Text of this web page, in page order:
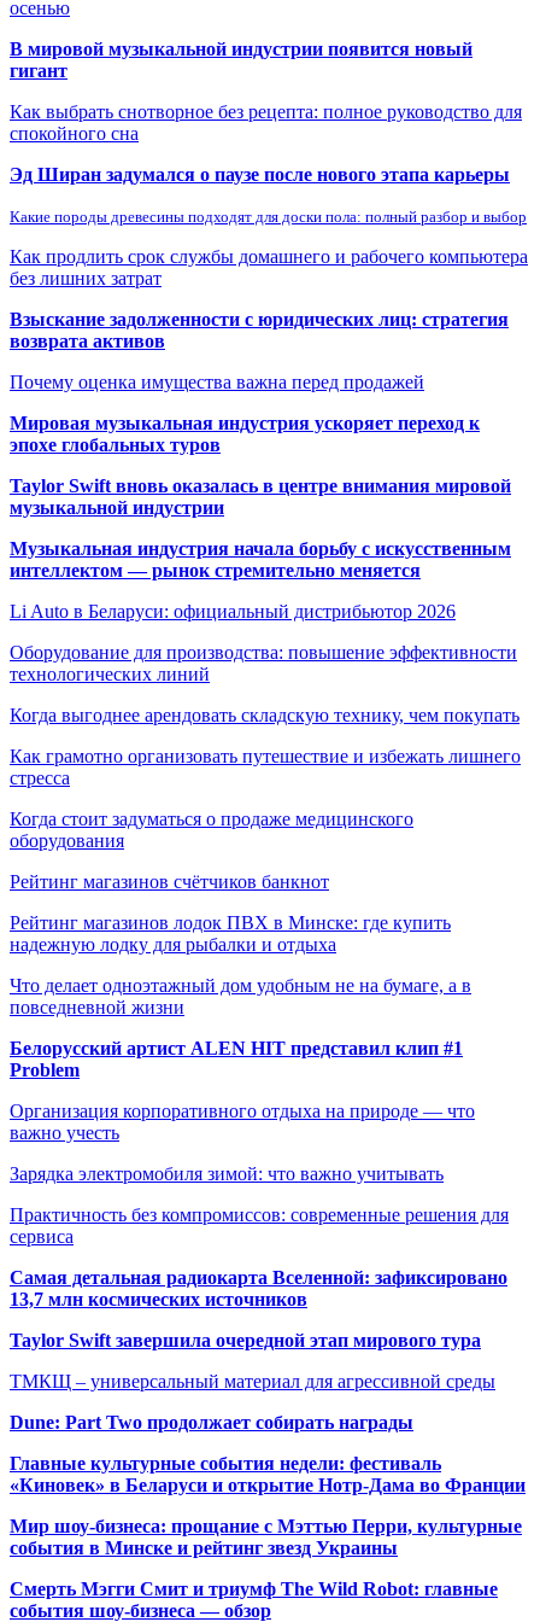
осенью
В мировой музыкальной индустрии появится новый
гигант
Как выбрать снотворное без рецепта: полное руководство для
спокойного сна
Эд Ширан задумался о паузе после нового этапа карьеры
Какие породы древесины подходят для доски пола: полный разбор и выбор
Как продлить срок службы домашнего и рабочего компьютера
без лишних затрат
Взыскание задолженности с юридических лиц: стратегия
возврата активов
Почему оценка имущества важна перед продажей
Мировая музыкальная индустрия ускоряет переход к
эпохе глобальных туров
Taylor Swift вновь оказалась в центре внимания мировой
музыкальной индустрии
Музыкальная индустрия начала борьбу с искусственным
интеллектом — рынок стремительно меняется
Li Auto в Беларуси: официальный дистрибьютор 2026
Оборудование для производства: повышение эффективности
технологических линий
Когда выгоднее арендовать складскую технику, чем покупать
Как грамотно организовать путешествие и избежать лишнего
стресса
Когда стоит задуматься о продаже медицинского
оборудования
Рейтинг магазинов счётчиков банкнот
Рейтинг магазинов лодок ПВХ в Минске: где купить
надежную лодку для рыбалки и отдыха
Что делает одноэтажный дом удобным не на бумаге, а в
повседневной жизни
Белорусский артист ALEN HIT представил клип #1
Problem
Организация корпоративного отдыха на природе — что
важно учесть
Зарядка электромобиля зимой: что важно учитывать
Практичность без компромиссов: современные решения для
сервиса
Самая детальная радиокарта Вселенной: зафиксировано
13,7 млн космических источников
Taylor Swift завершила очередной этап мирового тура
ТМКЩ – универсальный материал для агрессивной среды
Dune: Part Two продолжает собирать награды
Главные культурные события недели: фестиваль
«Киновек» в Беларуси и открытие Нотр-Дама во Франции
Мир шоу-бизнеса: прощание с Мэттью Перри, культурные
события в Минске и рейтинг звезд Украины
Смерть Мэгги Смит и триумф The Wild Robot: главные
события шоу-бизнеса — обзор